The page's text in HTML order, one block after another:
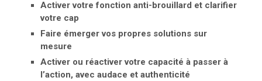
Activer votre fonction anti-brouillard et clarifier
votre cap
Faire émerger vos propres solutions sur
mesure
Activer ou réactiver votre capacité à passer à
l’action, avec audace et authenticité